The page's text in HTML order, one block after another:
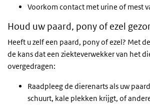
Voorkom contact met urine of mest
Houd uw paard, pony of ezel
Heeft u zelf een paard, pony of ezel? Met
de kans dat een ziekteverwekker van het
overgedragen:
Raadpleeg de dierenarts als uw
schuurt, kale plekken krijgt, of